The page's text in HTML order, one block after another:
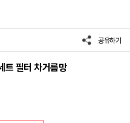
공유하기
트 필터 차거름망